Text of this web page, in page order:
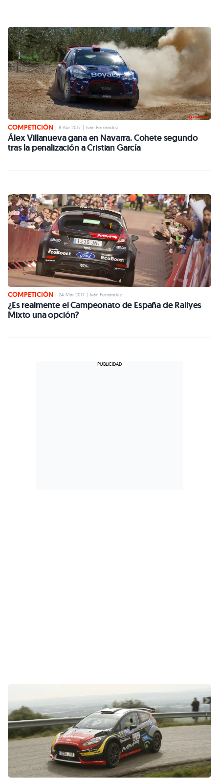
COMPETICIÓN | 8 Abr 2017 | Iván Fernández
Álex Villanueva gana en Navarra. Cohete segundo
tras la penalización a Cristian García
COMPETICIÓN | 24 Mar 2017 | Iván Fernández
¿Es realmente el Campeonato de España de Rallyes
Mixto una opción?